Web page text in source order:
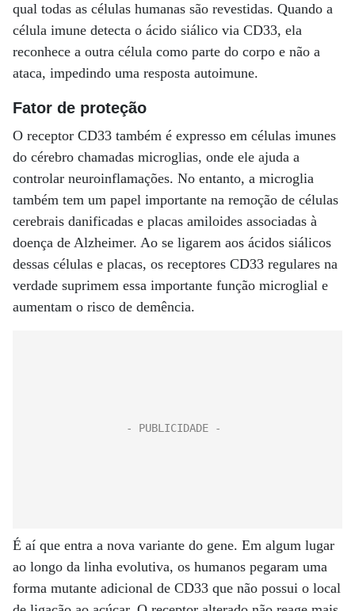
qual todas as células humanas são revestidas. Quando a
célula imune detecta o ácido siálico via CD33, ela
reconhece a outra célula como parte do corpo e não a
ataca, impedindo uma resposta autoimune.
Fator de proteção
O receptor CD33 também é expresso em células imunes
do cérebro chamadas microglias, onde ele ajuda a
controlar neuroinflamações. No entanto, a microglia
também tem um papel importante na remoção de células
cerebrais danificadas e placas amiloides associadas à
doença de Alzheimer. Ao se ligarem aos ácidos siálicos
dessas células e placas, os receptores CD33 regulares na
verdade suprimem essa importante função microglial e
aumentam o risco de demência.
É aí que entra a nova variante do gene. Em algum lugar
ao longo da linha evolutiva, os humanos pegaram uma
forma mutante adicional de CD33 que não possui o local